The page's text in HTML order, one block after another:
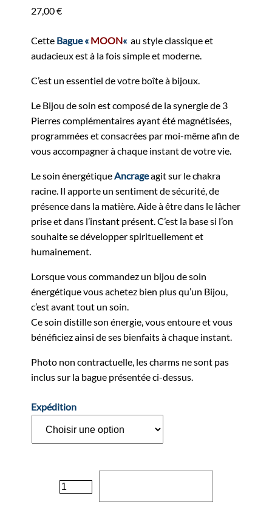
27,00€
Cette Bague « MOON« au style classique et
audacieux est à la fois simple et moderne.
C’est un essentiel de votre boîte à bijoux.
Le Bijou de soin est composé de la synergie de 3
Pierres complémentaires ayant été magnétisées,
programmées et consacrées par moi-même afin de
vous accompagner à chaque instant de votre vie.
Le soin énergétique Ancrageagit sur le chakra
racine. Il apporte un sentiment de sécurité, de
présence dans la matière. Aide à être dans le lâcher
prise et dans l’instant présent. C’est la base si l’on
souhaite se développer spirituellement et
humainement.
Lorsque vous commandez un bijou de soin
énergétique vous achetez bien plus qu’un Bijou,
c’est avant tout un soin.
Ce soin distille son énergie, vous entoure et vous
bénéficiez ainsi de ses bienfaits à chaque instant.
Photo non contractuelle, les charms ne sont pas
inclus sur la bague présentée ci-dessus.
Expédition
de